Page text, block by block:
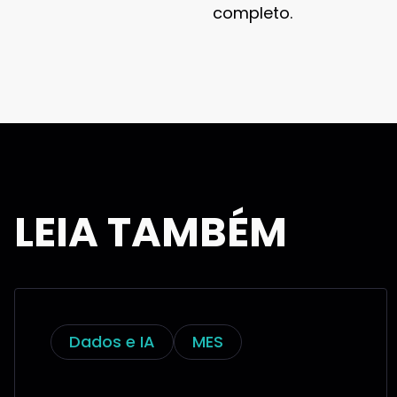
completo.
LEIA TAMBÉM
Dados e IA MES